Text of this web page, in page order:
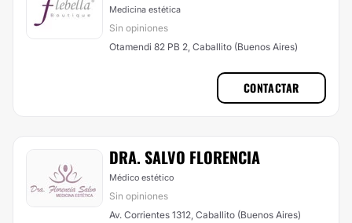
Medicina estética
Sin opiniones
Otamendi 82 PB 2, Caballito (Buenos Aires)
CONTACTAR
DRA. SALVO FLORENCIA
Médico estético
Sin opiniones
Av. Corrientes 1312, Caballito (Buenos Aires)